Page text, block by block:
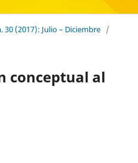
30 (2017): Julio – Diciembre /
conceptual al